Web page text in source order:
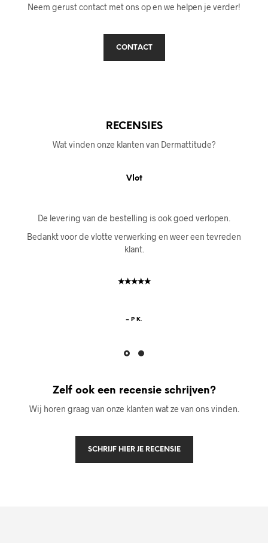
Neem gerust contact met ons op en we helpen je verder!
CONTACT
RECENSIES
Wat vinden onze klanten van Dermattitude?
Vlot
De levering van de bestelling is ook goed verlopen.
Bedankt voor de vlotte verwerking en weer een tevreden
klant.
✭✭✭✭✭
– P K.
Zelf ook een recensie schrijven?
Wij horen graag van onze klanten wat ze van ons vinden.
SCHRIJF HIER JE RECENSIE